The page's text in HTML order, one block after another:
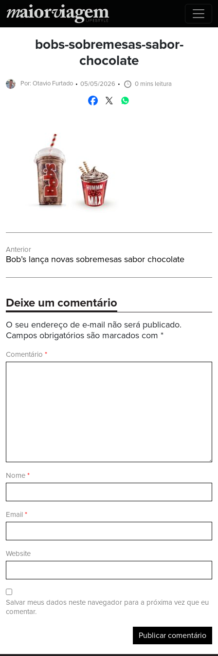
bobs-sobremesas-sabor-
chocolate
Por: Otavio Furtado 05/05/2026 0 mins leitura
de
Anterior
Post
Bob’s lança novas sobremesas sabor chocolate
Deixe um comentário
O seu endereço de e-mail não será publicado.
Campos obrigatórios são marcados com *
Comentário *
Nome *
Email *
Website
Salvar meus dados neste navegador para a próxima vez que eu
comentar.